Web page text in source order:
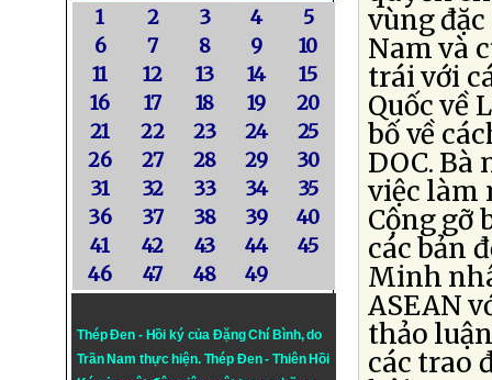
1 2 3 4
5
6
7 8 9
10
11
12 13 14
15
16
17 18 19
20
21
22 23 24
25
26
27 28 29
30
31
32 33 34
35
36
37 38 39
40
41
42 43 44
45
46
47 48 49
Thép Đen - Hồi ký của Đặng Chí Bình, do
Trần Nam thực hiện. Thép Đen- Thiên Hồi
vùng
Nam và
trái với
Quốc về
bố về
DOC.
việc làm
Cộng gỡ
các bản
Minh
ASEAN
thảo
các trao